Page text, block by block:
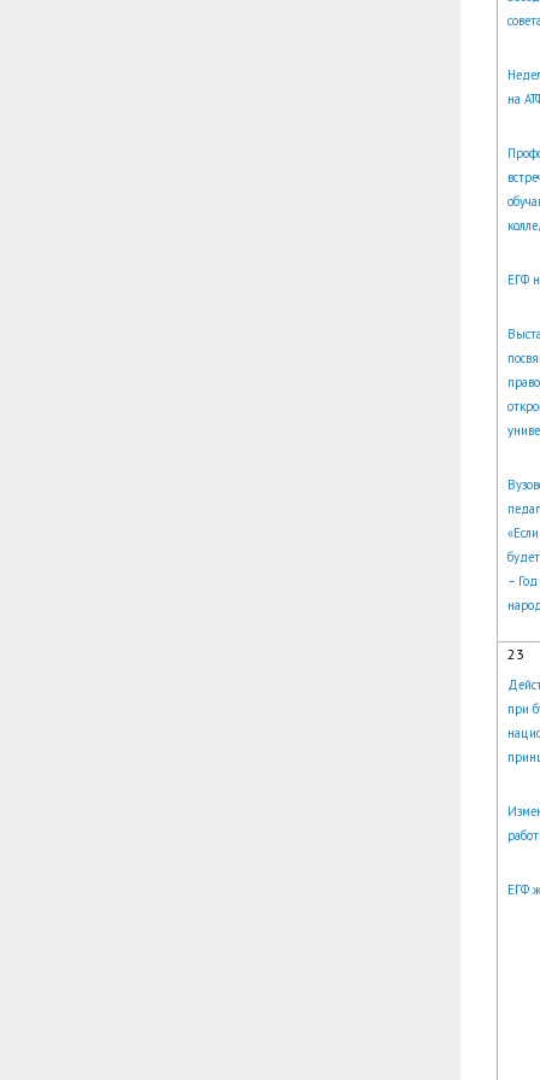
совета
на
ЕГФ
–
23
при
ЕГФ